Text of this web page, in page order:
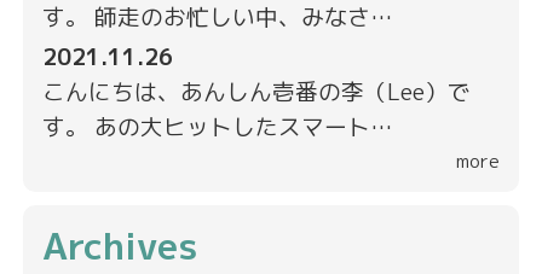
す。 師走のお忙しい中、みなさ…
2021.11.26
こんにちは、あんしん壱番の李（Lee）で
す。 あの大ヒットしたスマート…
more
Archives